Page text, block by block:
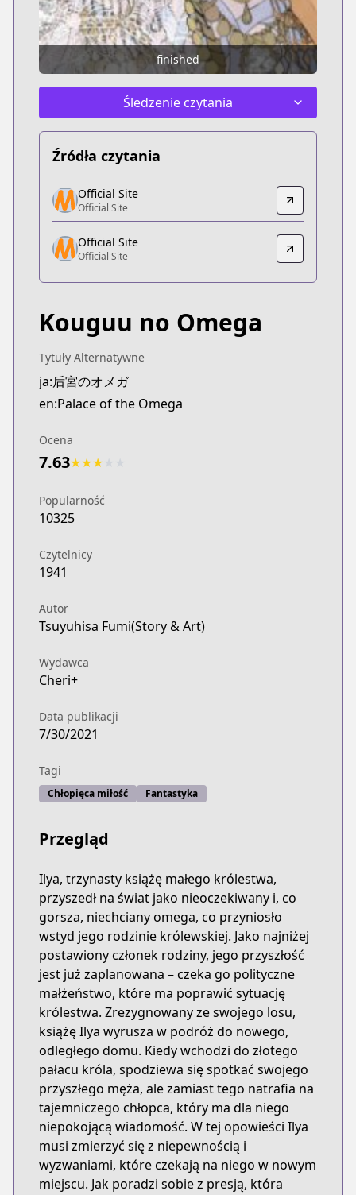
finished
Śledzenie czytania
Źródła czytania
Official Site
Official Site
https://www.sublimemanga.com/read/manga/
Official Site
Official Site
https://www.shinshokan.co.jp/book/b633247.html
Official Site
Official Site
Official Site
Official Site
Kouguu no Omega
Tytuły Alternatywne
ja:后宮のオメガ
en:Palace of the Omega
Ocena
7.63★★★
Popularność
10325
Czytelnicy
1941
Autor
Tsuyuhisa Fumi(Story & Art)
Wydawca
Cheri+
Data publikacji
7/30/2021
Tagi
Chłopięca miłość Fantastyka
Przegląd
Ilya, trzynasty książę małego królestwa,
przyszedł na świat jako nieoczekiwany i, co
gorsza, niechciany omega, co przyniosło
wstyd jego rodzinie królewskiej. Jako najniżej
postawiony członek rodziny, jego przyszłość
jest już zaplanowana – czeka go polityczne
małżeństwo, które ma poprawić sytuację
królestwa. Zrezygnowany ze swojego losu,
książę Ilya wyrusza w podróż do nowego,
odległego domu. Kiedy wchodzi do złotego
pałacu króla, spodziewa się spotkać swojego
przyszłego męża, ale zamiast tego natrafia na
tajemniczego chłopca, który ma dla niego
niepokojącą wiadomość. W tej opowieści Ilya
musi zmierzyć się z niepewnością i
wyzwaniami, które czekają na niego w nowym
miejscu. Jak poradzi sobie z presją, która